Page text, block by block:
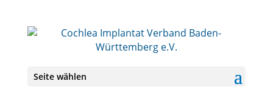
Seite wählen